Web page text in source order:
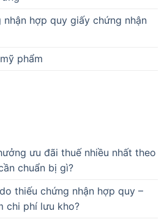
hợp quy giấy chứng nhận
phẩm
ưu đãi thuế nhiều nhất theo
chuẩn bị gì?
thiếu chứng nhận hợp quy –
chi phí lưu kho?